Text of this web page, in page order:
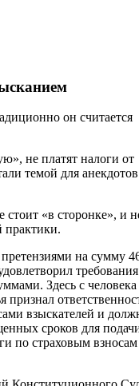
он считается
не платят налоги от
темой для
стоит «в сторонке», и
практики.
на сумму
требования
Здесь с человека
взыскателей и
сроков для
по страховым взносам